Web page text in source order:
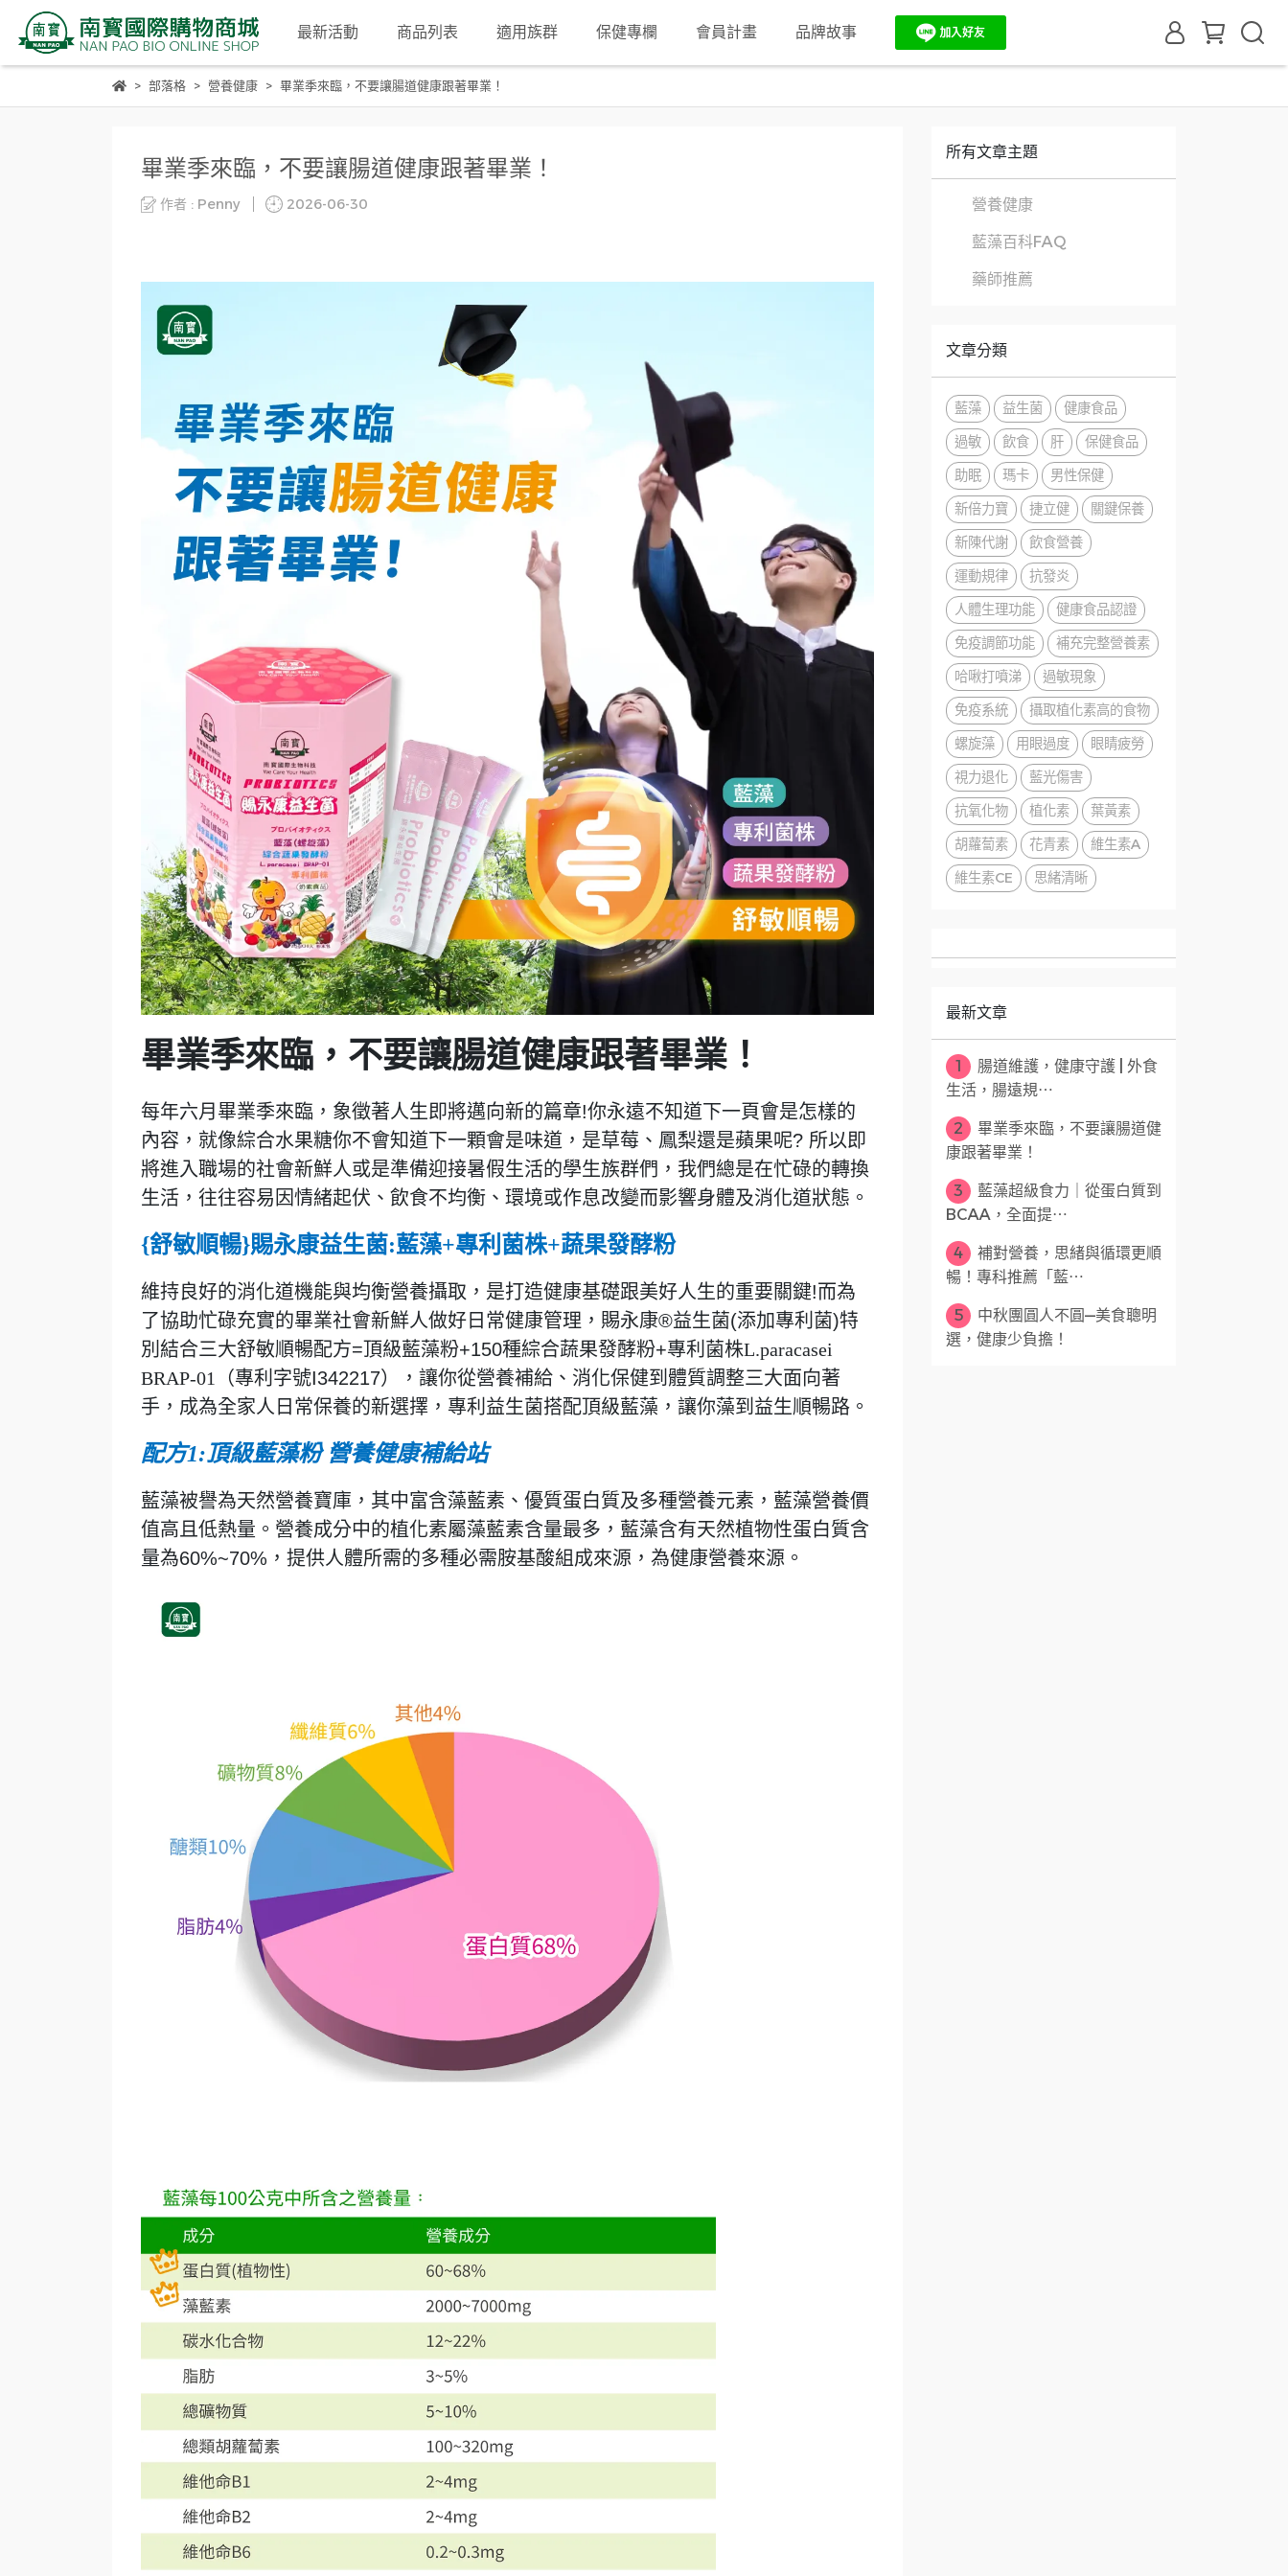
最新活動 商品列表 適用族群 保健專欄 會員計畫 品牌故事
部落格 營養健康 畢業季來臨，不要讓腸道健康跟著畢業！
畢業季來臨，不要讓腸道健康跟著畢業！
作者 : Penny 2026-06-30
畢業季來臨，不要讓腸道健康跟著畢業！
每年六月畢業季來臨，象徵著人生即將邁向新的篇章!你永遠不知道下一頁會是怎樣的
內容，就像綜合水果糖你不會知道下一顆會是味道，是草莓、鳳梨還是蘋果呢? 所以即
將進入職場的社會新鮮人或是準備迎接暑假生活的學生族群們，我們總是在忙碌的轉換
生活，往往容易因情緒起伏、飲食不均衡、環境或作息改變而影響身體及消化道狀態。
{舒敏順暢}賜永康益生菌:藍藻+專利菌株+蔬果發酵粉
維持良好的消化道機能與均衡營養攝取，是打造健康基礎跟美好人生的重要關鍵!而為
了協助忙碌充實的畢業社會新鮮人做好日常健康管理，賜永康®益生菌(添加專利菌)特
別結合三大舒敏順暢配方=頂級藍藻粉+150種綜合蔬果發酵粉+專利菌株L.paracasei
BRAP-01
（專利字號I342217），讓你從營養補給、消化保健到體質調整三大面向著
手，成為全家人日常保養的新選擇，專利益生菌搭配頂級藍藻，讓你藻到益生順暢路。
配方1:頂級藍藻粉 營養健康補給站
藍藻被譽為天然營養寶庫，其中富含藻藍素、優質蛋白質及多種營養元素，藍藻營養價
值高且低熱量。營養成分中的植化素屬藻藍素含量最多，藍藻含有天然植物性蛋白質含
量為60%~70%，提供人體所需的多種必需胺基酸組成來源，為健康營養來源。
所有文章主題
營養健康
藍藻百科FAQ
藥師推薦
文章分類
藍藻 益生菌
健康食品
過敏
飲食 肝
保健食品
助眠
瑪卡
男性保健
新倍力寶
捷立健
關鍵保養
新陳代謝
飲食營養
運動規律
抗發炎
人體生理功能
健康食品認證
免疫調節功能
補充完整營養素
哈啾打噴涕
過敏現象
免疫系統
攝取植化素高的食物
螺旋藻
用眼過度
眼睛疲勞
視力退化
藍光傷害
抗氧化物
植化素
葉黃素
胡蘿蔔素
花青素
維生素A
維生素CE
思緒清晰
最新文章
1
腸道維護，健康守護 | 外食
生活，腸遠規⋯
2
畢業季來臨，不要讓腸道健
康跟著畢業！
3
藍藻超級食力｜從蛋白質到
BCAA，全面提⋯
4
補對營養，思緒與循環更順
暢！專科推薦「藍⋯
5
中秋團圓人不圓—美食聰明
選，健康少負擔！